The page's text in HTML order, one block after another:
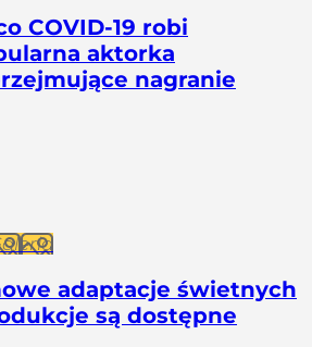
COVID-19 robi
aktorka
nagranie
adaptacje świetnych
są dostępne